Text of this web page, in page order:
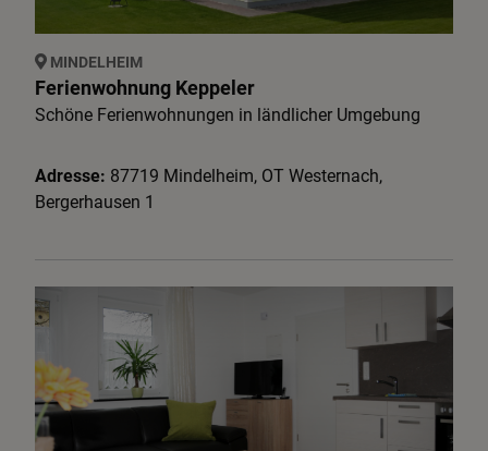
MINDELHEIM
Ferienwohnung Keppeler
Schöne Ferienwohnungen in ländlicher Umgebung
Adresse: 87719 Mindelheim, OT Westernach,
Bergerhausen 1